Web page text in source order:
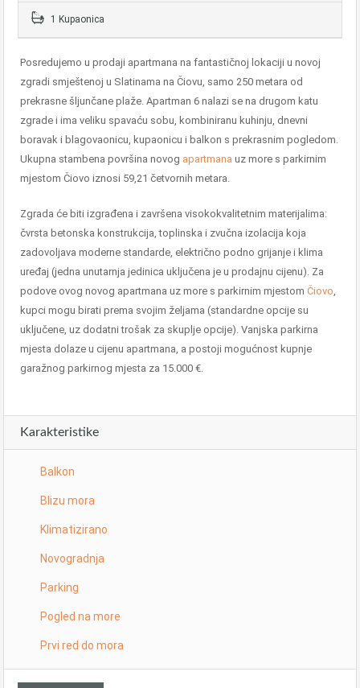
1 Kupaonica
Posredujemo u prodaji apartmana na fantastičnoj lokaciji u novoj
zgradi smještenoj u Slatinama na Čiovu, samo 250 metara od
prekrasne šljunčane plaže. Apartman 6 nalazi se na drugom katu
zgrade i ima veliku spavaću sobu, kombiniranu kuhinju, dnevni
boravak i blagovaonicu, kupaonicu i balkon s prekrasnim pogledom.
Ukupna stambena površina novog apartmana uz more s parkirnim
mjestom Čiovo iznosi 59,21 četvornih metara.
Zgrada će biti izgrađena i završena visokokvalitetnim materijalima:
čvrsta betonska konstrukcija, toplinska i zvučna izolacija koja
zadovoljava moderne standarde, električno podno grijanje i klima
uređaj (jedna unutarnja jedinica uključena je u prodajnu cijenu). Za
podove ovog novog apartmana uz more s parkirnim mjestom Čiovo,
kupci mogu birati prema svojim željama (standardne opcije su
uključene, uz dodatni trošak za skuplje opcije). Vanjska parkirna
mjesta dolaze u cijenu apartmana, a postoji mogućnost kupnje
garažnog parkirnog mjesta za 15.000 €.
Karakteristike
Balkon
Blizu mora
Klimatizirano
Novogradnja
Parking
Pogled na more
Prvi red do mora